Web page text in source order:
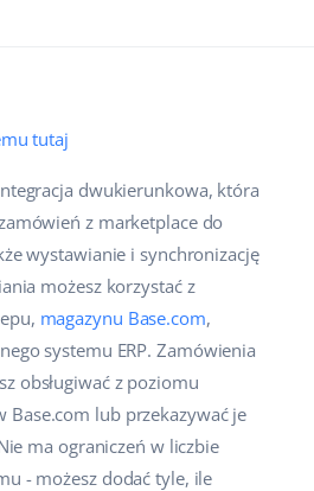
tutaj
dwukierunkowa, która
z marketplace do
wystawianie i synchronizację
możesz korzystać z
magazynu Base.com,
systemu ERP. Zamówienia
obsługiwać z poziomu
Base.com lub przekazywać je
ma ograniczeń w liczbie
- możesz dodać tyle, ile